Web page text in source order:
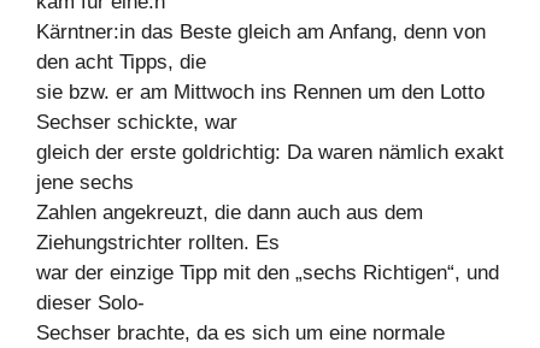
Kärntner:in das Beste gleich am Anfang, denn von
den acht Tipps, die
sie bzw. er am Mittwoch ins Rennen um den Lotto
Sechser schickte, war
gleich der erste goldrichtig: Da waren nämlich exakt
jene sechs
Zahlen angekreuzt, die dann auch aus dem
Ziehungstrichter rollten. Es
war der einzige Tipp mit den „sechs Richtigen“, und
dieser Solo-
Sechser brachte, da es sich um eine normale